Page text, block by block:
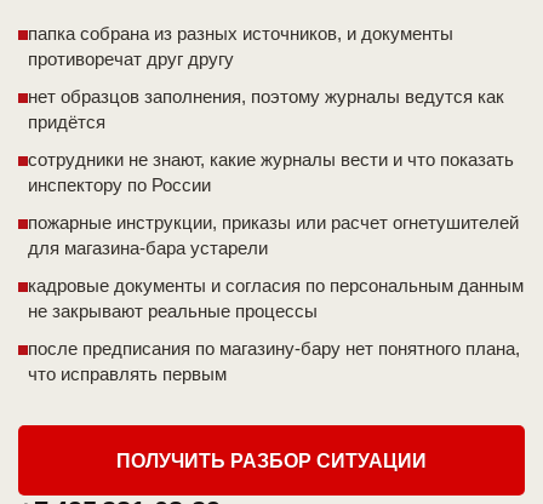
папка собрана из разных источников, и документы
противоречат друг другу
нет образцов заполнения, поэтому журналы ведутся как
придётся
сотрудники не знают, какие журналы вести и что показать
инспектору по России
пожарные инструкции, приказы или расчет огнетушителей
для магазина-бара устарели
кадровые документы и согласия по персональным данным
не закрывают реальные процессы
после предписания по магазину-бару нет понятного плана,
что исправлять первым
ПОЛУЧИТЬ РАЗБОР СИТУАЦИИ